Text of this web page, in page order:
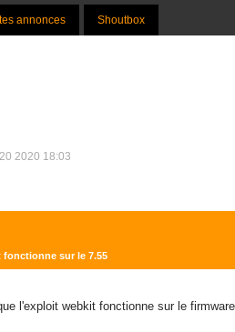
annonces Shoutbox
2020 18:03
sur le 7.55
l'exploit webkit fonctionne sur le